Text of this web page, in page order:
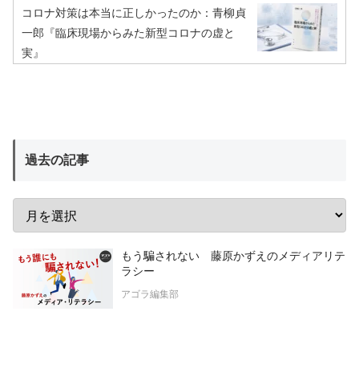
コロナ対策は本当に正しかったのか：青柳貞
一郎『臨床現場からみた新型コロナの虚と
実』
過去の記事
もう騙されない 藤原かずえのメディアリテ
ラシー
アゴラ編集部